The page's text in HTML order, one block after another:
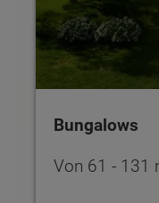
Bungalows
Von 61 - 131